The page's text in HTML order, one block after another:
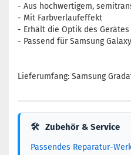
- Aus hochwertigem,
- Mit Farbverlaufeffekt
- Erhält die Optik des Gerätes
- Passend für Samsung Galaxy
Lieferumfang: Samsung
🛠 Zubehör & Service
Passendes Reparatur-